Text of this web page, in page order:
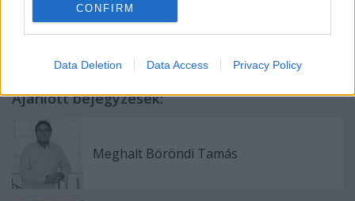
user protection.
CONFIRM
Data Deletion Data Access Privacy Policy
Ajánlott bejegyzések:
Meghalt Böröndi Tamás